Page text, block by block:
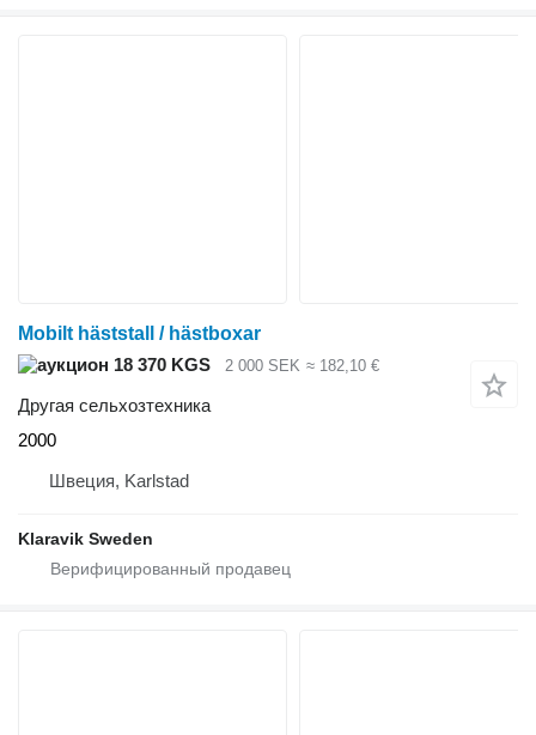
Mobilt häststall / hästboxar
18 370 KGS
2 000 SEK ≈ 182,10 €
Другая сельхозтехника
2000
Швеция, Karlstad
Klaravik Sweden